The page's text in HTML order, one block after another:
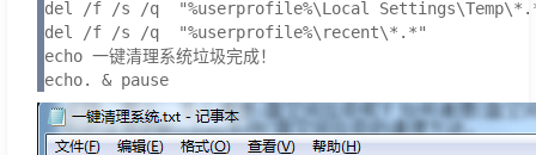
del /f /s /q  "%userprofile%\Local
del /f /s /q  "%userprofile%\recent\*.*"
echo 一键清理系统垃圾完成！
echo. & pause